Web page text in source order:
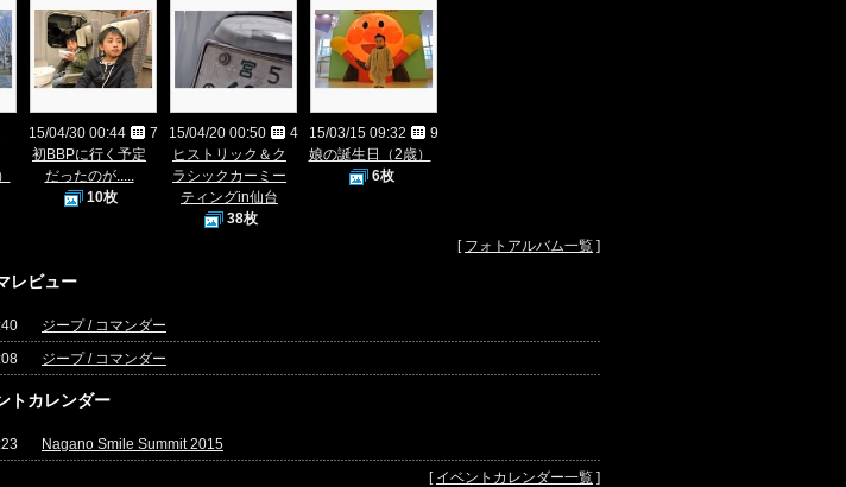
15/04/30 00:44
7
初BBPに行く予定
だったのが.....
10枚
15/04/20 00:50
4
ヒストリック＆ク
ラシックカーミー
ティングin仙台
38枚
15/03/15 09:32
9
娘の誕生日（2歳）
6枚
[ フォトアルバム一覧 ]
レビュー
ジープ / コマンダー
ジープ / コマンダー
トカレンダー
Nagano Smile Summit 2015
[ イベントカレンダー一覧 ]